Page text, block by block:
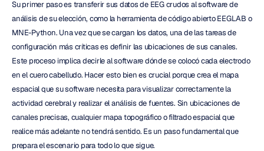
Su primer paso es transferir sus datos de EEG crudos al software de
análisis de su elección, como la herramienta de código abierto EEGLAB o
MNE-Python. Una vez que se cargan los datos, una de las tareas de
configuración más críticas es definir las ubicaciones de sus canales.
Este proceso implica decirle al software dónde se colocó cada electrodo
en el cuero cabelludo. Hacer esto bien es crucial porque crea el mapa
espacial que su software necesita para visualizar correctamente la
actividad cerebral y realizar el análisis de fuentes. Sin ubicaciones de
canales precisas, cualquier mapa topográfico o filtrado espacial que
realice más adelante no tendrá sentido. Es un paso fundamental que
prepara el escenario para todo lo que sigue.